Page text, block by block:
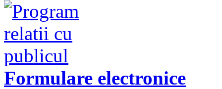
Formulare electronice